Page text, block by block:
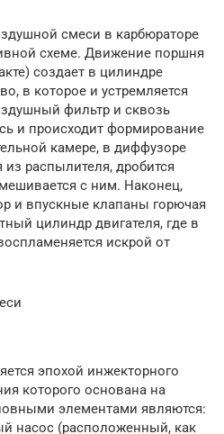
смеси в карбюраторе
схеме. Движение поршня
создает в цилиндре
в которое и устремляется
фильтр и сквозь
и происходит формирование
камере, в диффузоре
распылителя, дробится
с ним. Наконец,
и впускные клапаны горючая
цилиндр двигателя, где в
искрой от
эпохой инжекторного
которого основана на
элементами являются:
насос (расположенный, как